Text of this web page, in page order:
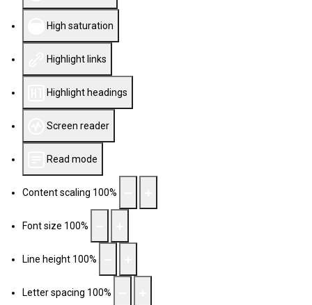
High saturation
Highlight links
Highlight headings
Screen reader
Read mode
Content scaling 100%
Font size 100%
Line height 100%
Letter spacing 100%